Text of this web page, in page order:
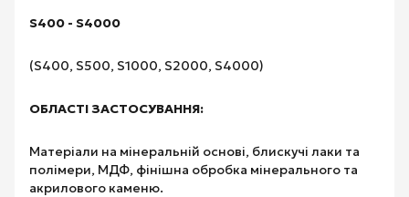
S400 - S4000
(S400, S500, S1000, S2000, S4000)
ОБЛАСТІ ЗАСТОСУВАННЯ:
Матеріали на мінеральній основі, блискучі лаки та
полімери, МДФ, фінішна обробка мінерального та
акрилового каменю.